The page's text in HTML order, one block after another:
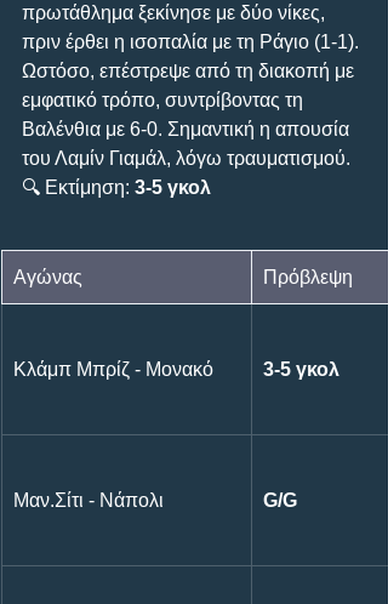
πρωτάθλημα ξεκίνησε με δύο νίκες,
πριν έρθει η ισοπαλία με τη Ράγιο (1-1).
Ωστόσο, επέστρεψε από τη διακοπή με
εμφατικό τρόπο, συντρίβοντας τη
Βαλένθια με 6-0. Σημαντική η απουσία
του Λαμίν Γιαμάλ, λόγω τραυματισμού.
🔍 Εκτίμηση: 3-5 γκολ
Αγώνας Πρόβλεψη
Κλάμπ Μπρίζ - Μονακό 3-5 γκολ
Μαν.Σίτι - Νάπολι G/G